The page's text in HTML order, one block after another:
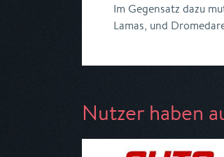
Im Gegensatz dazu
Lamas, und
Nutzer haben